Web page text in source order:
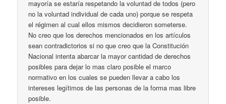
mayoría se estaría respetando la voluntad de todos (pero
no la voluntad individual de cada uno) porque se respeta
el régimen al cual ellos mismos decidieron someterse.
No creo que los derechos mencionados en los artículos
sean contradictorios si no que creo que la Constitución
Nacional intenta abarcar la mayor cantidad de derechos
posibles para dejar lo mas claro posible el marco
normativo en los cuales se pueden llevar a cabo los
intereses legítimos de las personas de la forma mas libre
posible.